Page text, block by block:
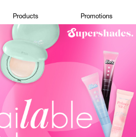
Products Promotions